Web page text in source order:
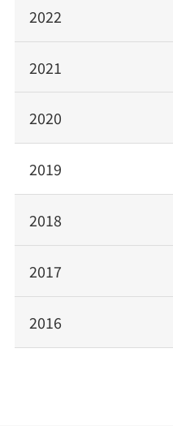
2022
2021
2020
2019
2018
2017
2016